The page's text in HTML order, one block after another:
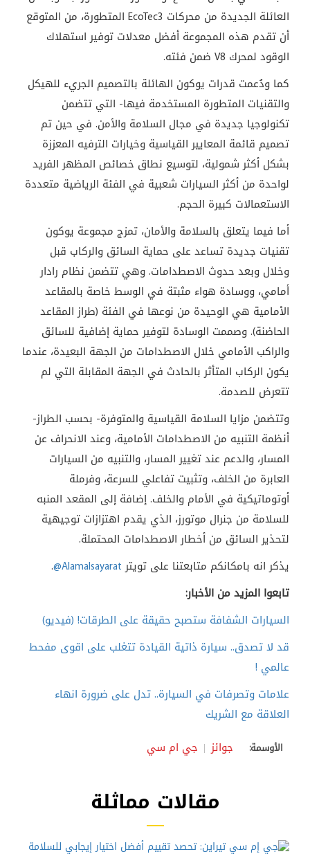
العائلة الجديدة من محركات EcoTec3 المتطورة، من المتوقع
أن تقدم هذه المجموعة أفضل معدلات توفير استهلاك
الوقود لمحرك V8 ضمن فئته.
كما ودُعمت قدرات يوكون الهائلة بالتصميم الجريء للهيكل
والتقنيات المتطورة المستخدمة فيها- التي تتضمن
تكنولوجيا جديدة في مجال السلامة والأمن. في حين تم
تصميم قائمة المعايير القياسية وخيارات الترفيه المعززة
بشكل أكثر شمولية، لتوسيع نطاق خصائص المظهر الفريد
لواحدة من أكثر السيارات شعبية في الفئة الرياضية متعددة
الاستعمالات كبيرة الحجم.
أما فيما يتعلق بالسلامة والأمان، تمزج مجموعة يوكون
تقنيات جديدة تساعد على حماية السائق والركاب قبل
وخلال وبعد حدوث الاصطدامات. وهي تتضمن نظام رادار
أمامي، ووسادة هواء مثبتة في الوسط خاصة بالمقاعد
الأمامية هي الوحيدة من نوعها في الفئة (طراز المقاعد
الحاضنة). وصممت الوسادة لتوفير حماية إضافية للسائق
والراكب الأمامي خلال الاصطدامات من الجهة البعيدة، عندما
يكون الركاب المتأثر بالحادث في الجهة المقابلة التي لم
تتعرض للصدمة.
وتتضمن مزايا السلامة القياسية والمتوفرة- بحسب الطراز-
أنظمة التنبيه من الاصطدامات الأمامية، وعند الانحراف عن
المسار، والدعم عند تغيير المسار، والتنبيه من السيارات
العابرة من الخلف، وتثبيت تفاعلي للسرعة، وفرملة
أوتوماتيكية في الأمام والخلف. إضافة إلى المقعد المنبه
للسلامة من جنرال موتورز، الذي يقدم اهتزازات توجيهية
لتحذير السائق من أخطار الاصطدامات المحتملة.
يذكر انه بامكانكم متابعتنا على تويتر@Alamalsayarat
.
تابعوا المزيد من الأخبار:
السيارات الشفافة ستصبح حقيقة على الطرقات! (فيديو)
قد لا تصدق.. سيارة ذاتية القيادة تتغلب على اقوى مفحط
عالمي !
علامات وتصرفات في السيارة.. تدل على ضرورة انهاء
العلاقة مع الشريك
الأوسمة: جوائز جي ام سي
مقالات مماثلة